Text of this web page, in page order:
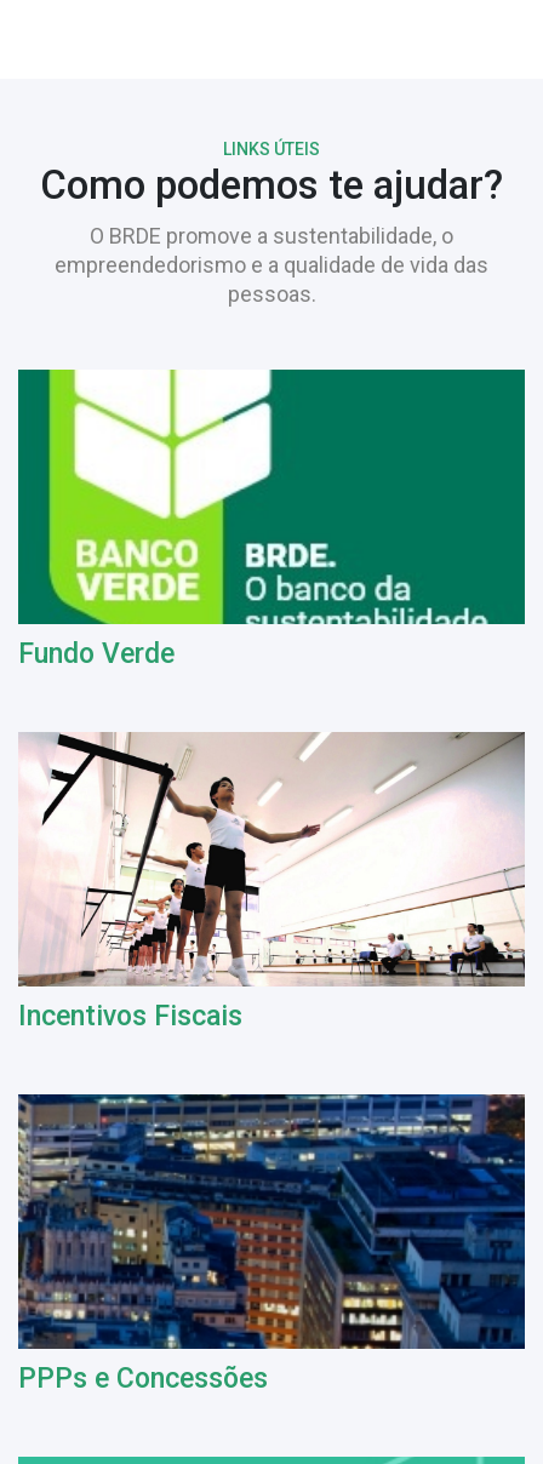
LINKS ÚTEIS
Como podemos te ajudar?
O BRDE promove a sustentabilidade, o
empreendedorismo e a qualidade de vida das
pessoas.
Fundo Verde
Incentivos Fiscais
PPPs e Concessões